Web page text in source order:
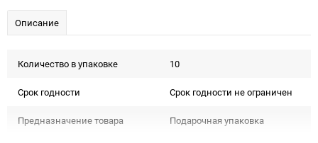
Описание
Количество в упаковке 10
Срок годности Срок годности не ограничен
Предназначение товара Подарочная упаковка